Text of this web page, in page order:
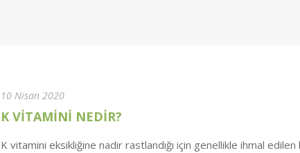
10 Nisan 2020
K VİTAMİNİ NEDİR?
K vitamini eksikliğine nadir rastlandığı için genellikle ihmal edilen